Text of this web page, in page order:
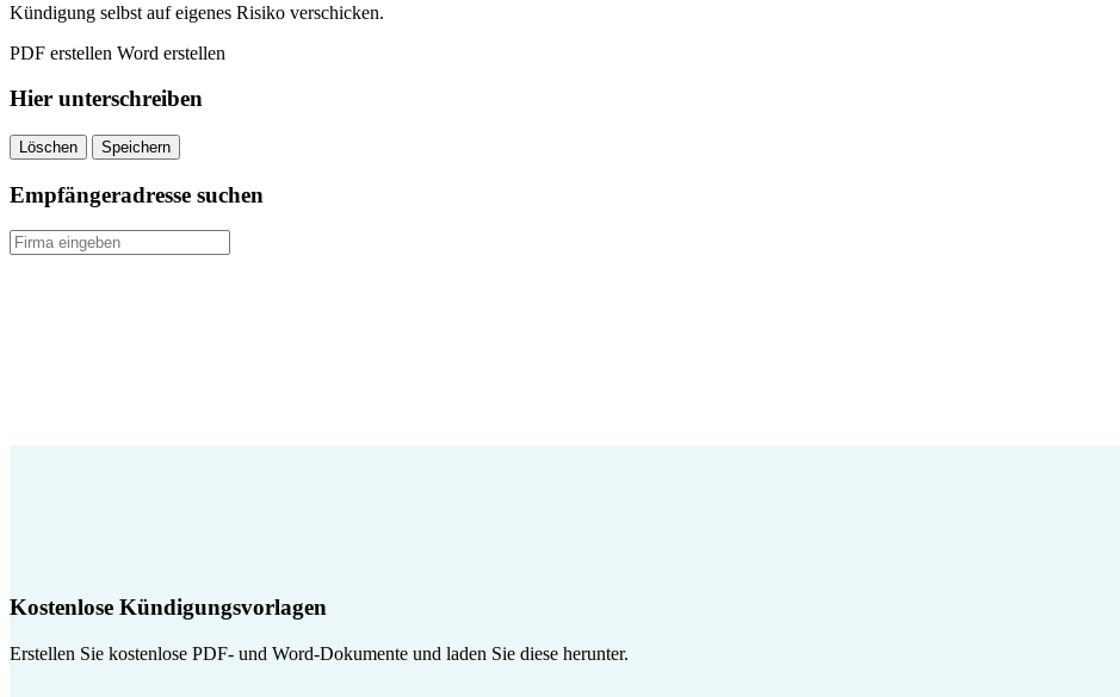
Kündigung selbst auf eigenes Risiko verschicken.
PDF erstellen Word erstellen
Hier unterschreiben
Löschen Speichern
Empfängeradresse suchen
Kostenlose Kündigungsvorlagen
Erstellen Sie kostenlose PDF- und Word-Dokumente und laden Sie diese herunter.